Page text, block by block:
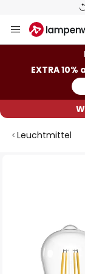
Inhalt
EXTRA 10%
Leuchtmittel